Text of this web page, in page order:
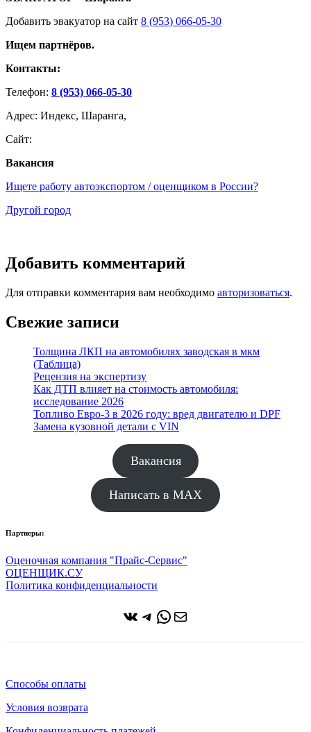
Добавить эвакуатор на сайт 8 (953) 066-05-30
Ищем партнёров.
Контакты:
Телефон: 8 (953) 066-05-30
Адрес: Индекс, Шаранга,
Сайт:
Вакансия
Ищете работу автоэкспортом / оценщиком в России?
Другой город
Добавить комментарий
Для отправки комментария вам необходимо авторизоваться.
Свежие записи
Толщина ЛКП на автомобилях заводская в мкм
(Таблица)
Рецензия на экспертизу
Как ДТП влияет на стоимость автомобиля:
исследование 2026
Топливо Евро-3 в 2026 году: вред двигателю и DPF
Замена кузовной детали с VIN
Вакансия
Написать в MAX
Партнеры:
Оценочная компания "Прайс-Сервис"
ОЦЕНЩИК.СУ
Политика конфиденциальности
ВКонтакте
Telegram
WhatsApp
Почта
Способы оплаты
Условия возврата